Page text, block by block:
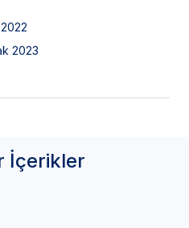
2023
İçerikler